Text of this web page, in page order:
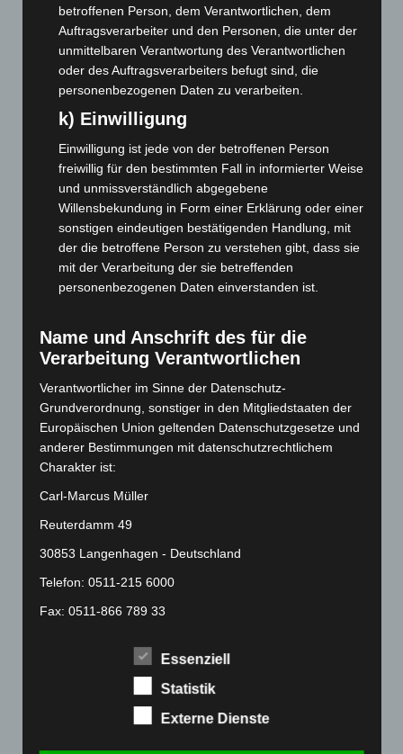
Juli 2023(118)
Juni 2023(142)
Mai 2023(139)
April 2023(155)
März 2023(174)
Februar 2023(154)
Januar 2023(140)
Dezember 2022
(130)
November 2022(167)
Oktober 2022(166)
September 2022(205)
Juli 2022(133)
Juni 2022(167)
Mai 2022(177)
April 2022(198)
März 2022(221)
Februar 2022(189)
Januar 2022(190)
Dezember 2021(204)
November 2021(215)
Oktober 2021(171)
September 2021(180)
betroffenen Person, dem Verantwortlichen, dem
Auftragsverarbeiter und den Personen, die unter der
unmittelbaren Verantwortung des Verantwortlichen
oder des Auftragsverarbeiters befugt sind, die
personenbezogenen Daten zu verarbeiten.
k) Einwilligung
Einwilligung ist jede von der betroffenen Person
freiwillig für den bestimmten Fall in informierter Weise
und unmissverständlich abgegebene
Willensbekundung in Form einer Erklärung oder einer
sonstigen eindeutigen bestätigenden Handlung, mit
der die betroffene Person zu verstehen gibt, dass sie
mit der Verarbeitung der sie betreffenden
personenbezogenen Daten einverstanden ist.
Name und Anschrift des für die
Verarbeitung Verantwortlichen
Verantwortlicher im Sinne der Datenschutz-
Grundverordnung, sonstiger in den Mitgliedstaaten der
Europäischen Union geltenden Datenschutzgesetze und
anderer Bestimmungen mit datenschutzrechtlichem
Charakter ist:
Carl-Marcus Müller
Reuterdamm 49
30853 Langenhagen - Deutschland
Telefon: 0511-215 6000
Fax: 0511-866 789 33
Die Internetseiten verwenden Cookies. Cookies sind
Essenziell
Statistik
Externe Dienste